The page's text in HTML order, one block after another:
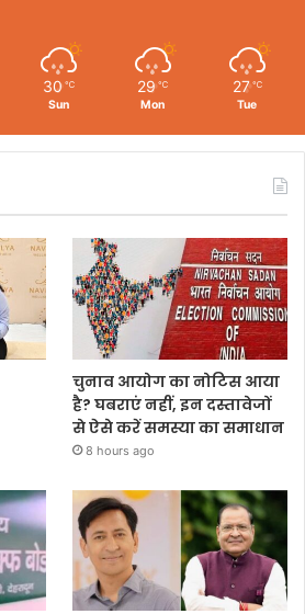
30 ℃
Sun
29 ℃
Mon
27 ℃
Tue
चुनाव आयोग का नोटिस आया
है? घबराएं नहीं, इन दस्तावेजों
से ऐसे करें समस्या का समाधान
8 hours ago